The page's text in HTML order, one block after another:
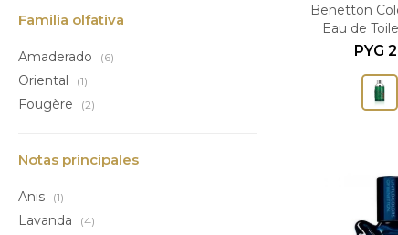
Benetton
Eau de
PYG
Familia olfativa
Amaderado (6)
Oriental (1)
Fougère (2)
Notas principales
Anis (1)
Lavanda (4)